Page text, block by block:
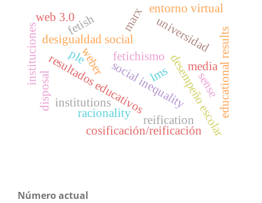
universidad
fetichismo
resultados educativos desempeño escolar
social inequality
desigualdad social
racionality
weber
institutions
instituciones fetish
disposal
reification
cosificación/reificación
marx
educational results
media
ple
lms
entorno virtual
web 3.0
sense
Número actual